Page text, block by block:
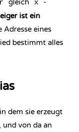
r gleich x
-
ist ein
Adresse eines
bestimmt alles
dem sie erzeugt
von da an